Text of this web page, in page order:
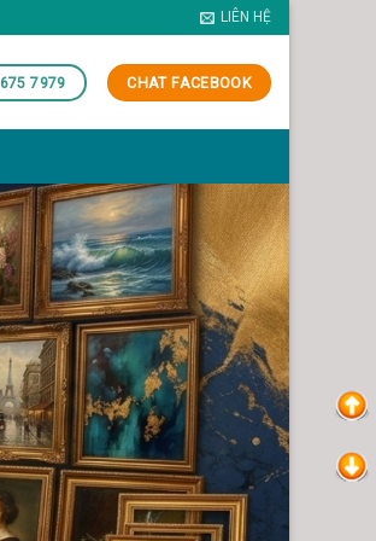
LIÊN HỆ
7979 CHAT FACEBOOK